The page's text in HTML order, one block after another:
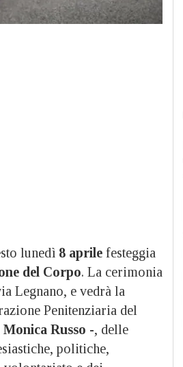
lunedì 8 aprile festeggia
del Corpo. La cerimonia
Legnano, e vedrà la
Penitenziaria del
Russo -, delle
politiche,